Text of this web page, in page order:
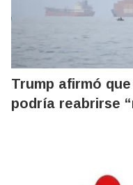
Trump afirmó
podría reabrirse